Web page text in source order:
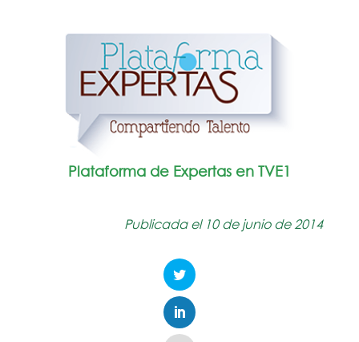
Plataforma de Expertas en TVE1
Publicada el 10 de junio de 2014